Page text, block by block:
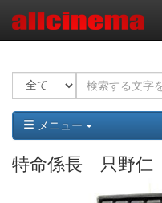
メニュー
特命係長 只野仁